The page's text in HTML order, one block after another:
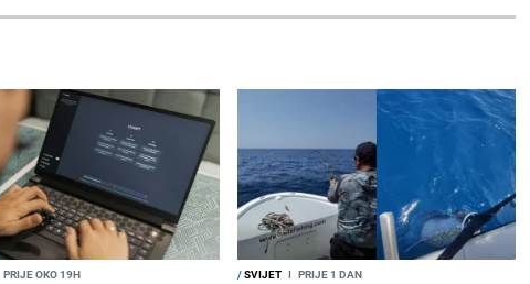
PRIJE OKO 19H /SVIJET I PRIJE 1 DAN